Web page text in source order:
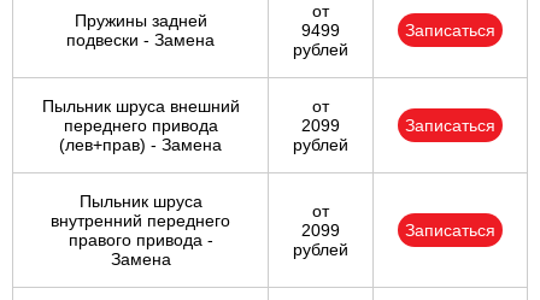
Пружины задней
подвески - Замена
от
9499
рублей
Записаться
Пыльник шруса внешний
переднего привода
(лев+прав) - Замена
от
2099
рублей
Записаться
Пыльник шруса
внутренний переднего
правого привода -
Замена
от
2099
рублей
Записаться